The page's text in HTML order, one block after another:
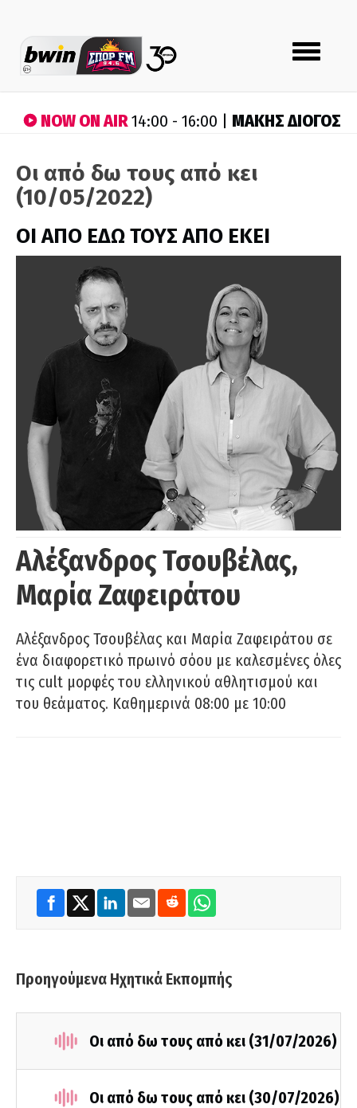
Toggle
navigation
NOW ON AIR14:00 - 16:00 | ΜΑΚΗΣ ΔΙΟΓΟΣ
Οι από δω τους από κει
(10/05/2022)
ΟΙ ΑΠΟ ΕΔΩ ΤΟΥΣ ΑΠΟ ΕΚΕΙ
Αλέξανδρος Τσουβέλας,
Μαρία Ζαφειράτου
Αλέξανδρος Τσουβέλας και Μαρία Ζαφειράτου σε
ένα διαφορετικό πρωινό σόου με καλεσμένες όλες
τις cult μορφές του ελληνικού αθλητισμού και
του θεάματος. Καθημερινά 08:00 με 10:00
Προηγούμενα Ηχητικά Εκπομπής
Οι από δω τους από κει (31/07/2026)
Οι από δω τους από κει (30/07/2026)